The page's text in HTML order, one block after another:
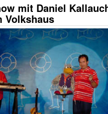
mit Daniel
Volkshaus